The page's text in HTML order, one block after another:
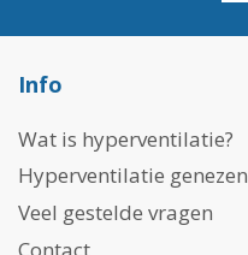
Info
Wat is hyperventilatie?
Hyperventilatie genezen
Veel gestelde vragen